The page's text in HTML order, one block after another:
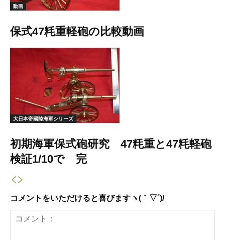
動画
保式47粍重軽砲の比較動画
大日本帝國陸海軍シリーズ
初期海軍保式砲研究 47粍重と47粍軽砲
検証1/10で 完
コメントをいただけると喜びますヽ(｀▽´)/